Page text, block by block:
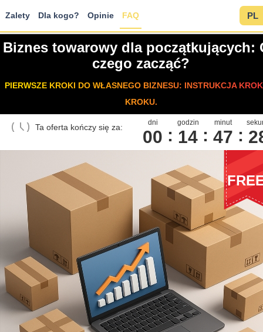
Zalety Dla kogo? Opinie FAQ PL
Biznes towarowy dla początkujących:
czego zacząć?
PIERWSZE KROKI DO WŁASNEGO BIZNESU: INSTRUKCJA
KROKU.
Ta oferta kończy się za: dni
00
godzin
14
minut
47 2